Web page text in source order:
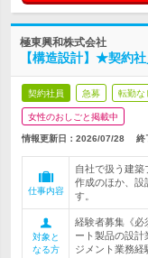
極東興和株式会社
【構造設計】★契約
契約社員 急募 転勤な
女性のおしごと掲載中
情報更新日：2026/07/28 終
仕事内容
自社で扱う建
作成のほか、設
す。
対象と
なる方
経験者募集《
ート製品の設
ジメント業務